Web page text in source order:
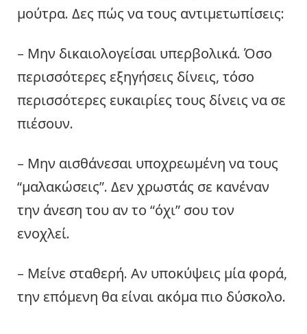
μούτρα. Δες πώς να τους αντιμετωπίσεις:
– Μην δικαιολογείσαι υπερβολικά. Όσο
περισσότερες εξηγήσεις δίνεις, τόσο
περισσότερες ευκαιρίες τους δίνεις να σε
πιέσουν.
– Μην αισθάνεσαι υποχρεωμένη να τους
“μαλακώσεις”. Δεν χρωστάς σε κανέναν
την άνεση του αν το “όχι” σου τον
ενοχλεί.
– Μείνε σταθερή. Αν υποκύψεις μία φορά,
την επόμενη θα είναι ακόμα πιο δύσκολο.